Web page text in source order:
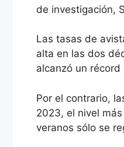
de investigación,
Las tasas de
alta en las dos
alcanzó un récord
Por el contrario,
2023, el nivel
veranos sólo se